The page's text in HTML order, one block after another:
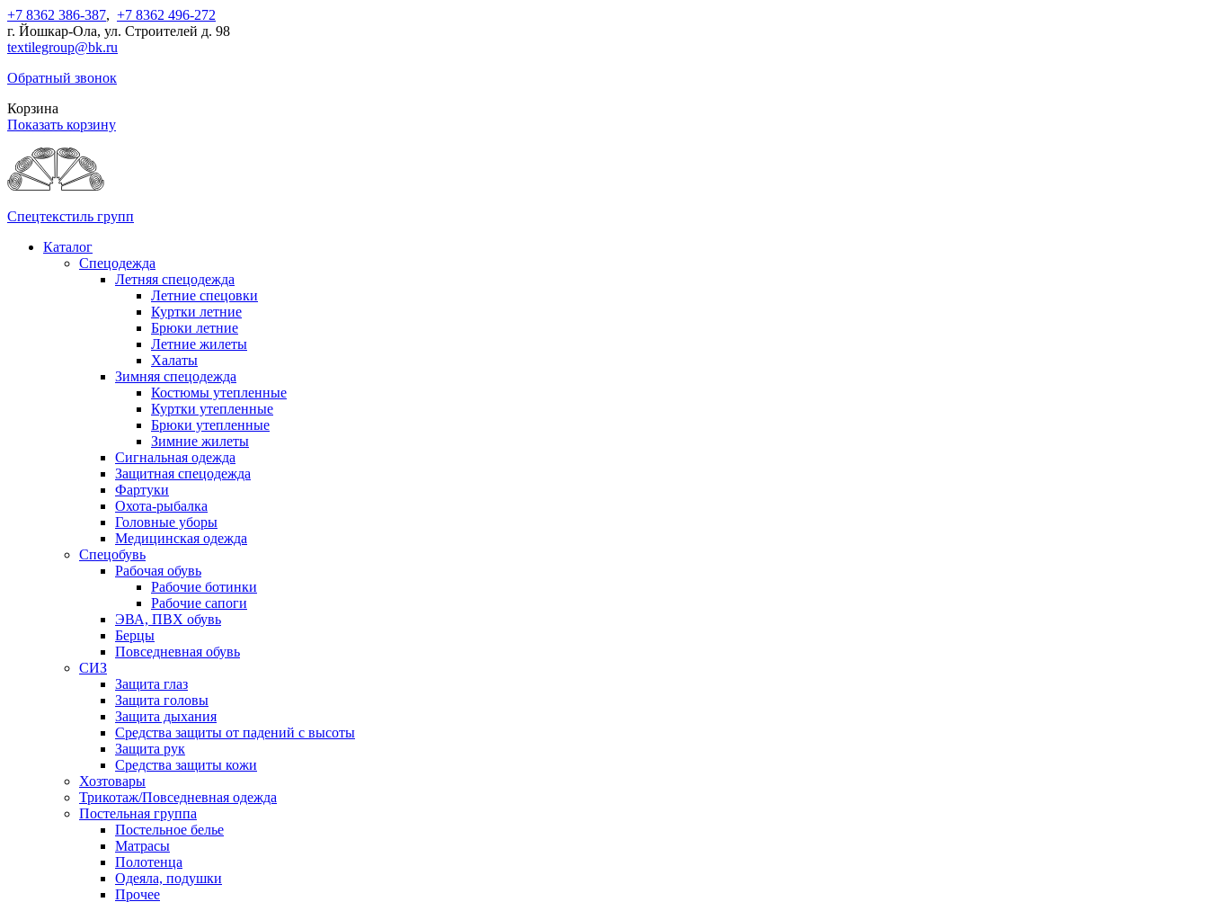
+7 8362 386-387, +7 8362 496-272
г. Йошкар-Ола, ул. Строителей д. 98
textilegroup@bk.ru
Обратный звонок
Корзина
Показать корзину
Спецтекстиль групп
Каталог
Спецодежда
Летняя спецодежда
Летние спецовки
Куртки летние
Брюки летние
Летние жилеты
Халаты
Зимняя спецодежда
Костюмы утепленные
Куртки утепленные
Брюки утепленные
Зимние жилеты
Сигнальная одежда
Защитная спецодежда
Фартуки
Охота-рыбалка
Головные уборы
Медицинская одежда
Спецобувь
Рабочая обувь
Рабочие ботинки
Рабочие сапоги
ЭВА, ПВХ обувь
Берцы
Повседневная обувь
СИЗ
Защита глаз
Защита головы
Защита дыхания
Средства защиты от падений с высоты
Защита рук
Средства защиты кожи
Хозтовары
Трикотаж/Повседневная одежда
Постельная группа
Постельное белье
Матрасы
Полотенца
Одеяла, подушки
Прочее